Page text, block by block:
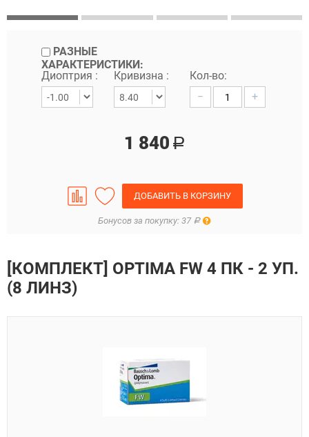
РАЗНЫЕ
ХАРАКТЕРИСТИКИ:
Диоптрия :
Кривизна :
Кол-во:
−
+
1 840 Р
ДОБАВИТЬ В КОРЗИНУ
Бонусов за покупку: 37 Р Правила
[КОМПЛЕКТ] OPTIMA FW 4 ПК - 2 УП.
(8 ЛИНЗ)